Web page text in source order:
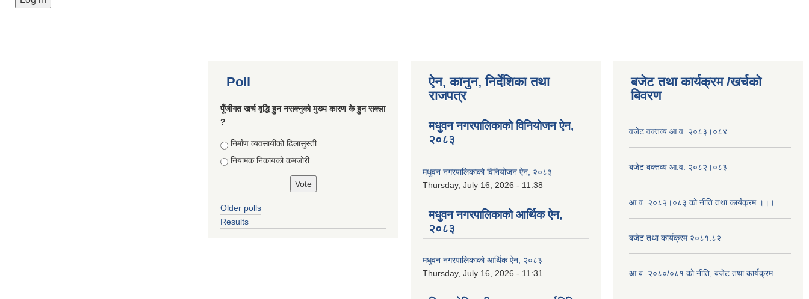
Poll
पूँजीगत खर्च वृद्धि हुन नसक्नुको मुख्य कारण के हुन सक्ला
?
Choices
निर्माण व्यवसायीको ढिलासुस्ती
नियामक निकायको कमजोरी
Older polls
Results
ऐन, कानुन, निर्देशिका तथा
राजपत्र
मधुवन नगरपालिकाको विनियोजन ऐन,
२०८३
मधुवन नगरपालिकाको विनियोजन ऐन, २०८३
Thursday, July 16, 2026 - 11:38
मधुवन नगरपालिकाको आर्थिक ऐन,
२०८३
मधुवन नगरपालिकाको आर्थिक ऐन, २०८३
Thursday, July 16, 2026 - 11:31
बजेट तथा कार्यक्रम /खर्चको
बिवरण
वजेट वक्तव्य आ.व. २०८३।०८४
बजेट बक्तव्य आ.व. २०८२।०८३
आ.व. २०८२।०८३ को नीति तथा कार्यक्रम ।।।
बजेट तथा कार्यक्रम २०८१.८२
आ.ब. २०८०/०८१ को नीति, बजेट तथा कार्यक्रम